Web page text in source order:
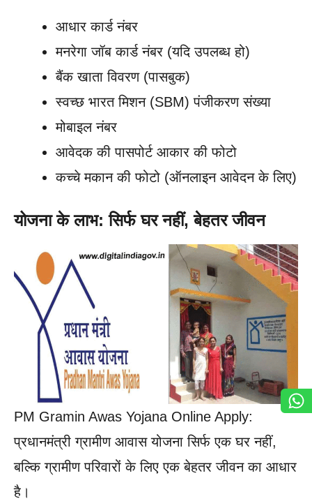
आधार कार्ड नंबर
मनरेगा जॉब कार्ड नंबर (यदि उपलब्ध हो)
बैंक खाता विवरण (पासबुक)
स्वच्छ भारत मिशन (SBM) पंजीकरण संख्या
मोबाइल नंबर
आवेदक की पासपोर्ट आकार की फोटो
कच्चे मकान की फोटो (ऑनलाइन आवेदन के लिए)
योजना के लाभ: सिर्फ घर नहीं, बेहतर जीवन
PM Gramin Awas Yojana Online Apply:
प्रधानमंत्री ग्रामीण आवास योजना सिर्फ एक घर नहीं,
बल्कि ग्रामीण परिवारों के लिए एक बेहतर जीवन का आधार
है।